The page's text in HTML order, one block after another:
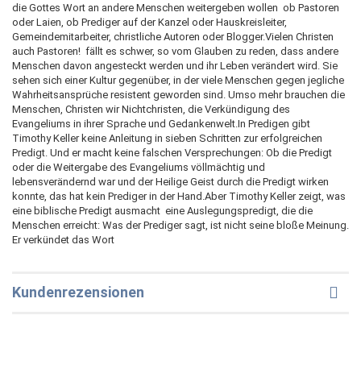
die Gottes Wort an andere Menschen weitergeben wollen  ob Pastoren
oder Laien, ob Prediger auf der Kanzel oder Hauskreisleiter,
Gemeindemitarbeiter, christliche Autoren oder Blogger.Vielen Christen 
auch Pastoren!  fällt es schwer, so vom Glauben zu reden, dass andere
Menschen davon angesteckt werden und ihr Leben verändert wird. Sie
sehen sich einer Kultur gegenüber, in der viele Menschen gegen jegliche
Wahrheitsansprüche resistent geworden sind. Umso mehr brauchen die
Menschen, Christen wir Nichtchristen, die Verkündigung des
Evangeliums in ihrer Sprache und Gedankenwelt.In Predigen gibt
Timothy Keller keine Anleitung in sieben Schritten zur erfolgreichen
Predigt. Und er macht keine falschen Versprechungen: Ob die Predigt
oder die Weitergabe des Evangeliums völlmächtig und
lebensverändernd war und der Heilige Geist durch die Predigt wirken
konnte, das hat kein Prediger in der Hand.Aber Timothy Keller zeigt, was
eine biblische Predigt ausmacht  eine Auslegungspredigt, die die
Menschen erreicht: Was der Prediger sagt, ist nicht seine bloße Meinung.
Er verkündet das Wort
Kundenrezensionen